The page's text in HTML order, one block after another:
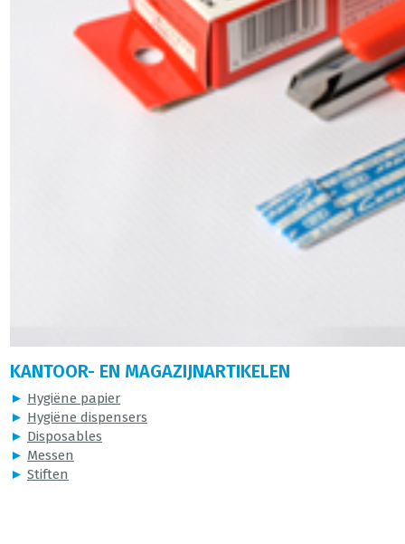
KANTOOR- EN MAGAZIJNARTIKELEN
► Hygiëne papier
► Hygiëne dispensers
► Disposables
► Messen
► Stiften